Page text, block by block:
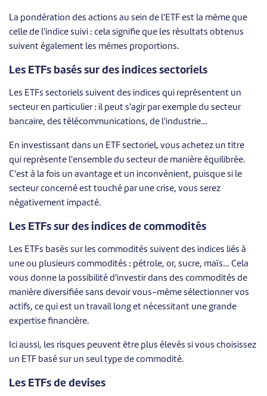
La pondération des actions au sein de l'ETF est la même que
celle de l'indice suivi : cela signifie que les résultats obtenus
suivent également les mêmes proportions.
Les ETFs basés sur des indices sectoriels
Les ETFs sectoriels suivent des indices qui représentent un
secteur en particulier : il peut s'agir par exemple du secteur
bancaire, des télécommunications, de l'industrie…
En investissant dans un ETF sectoriel, vous achetez un titre
qui représente l'ensemble du secteur de manière équilibrée.
C'est à la fois un avantage et un inconvénient, puisque si le
secteur concerné est touché par une crise, vous serez
négativement impacté.
Les ETFs sur des indices de commodités
Les ETFs basés sur les commodités suivent des indices liés à
une ou plusieurs commodités : pétrole, or, sucre, maïs… Cela
vous donne la possibilité d'investir dans des commodités de
manière diversifiée sans devoir vous-même sélectionner vos
actifs, ce qui est un travail long et nécessitant une grande
expertise financière.
Ici aussi, les risques peuvent être plus élevés si vous choisissez
un ETF basé sur un seul type de commodité.
Les ETFs de devises